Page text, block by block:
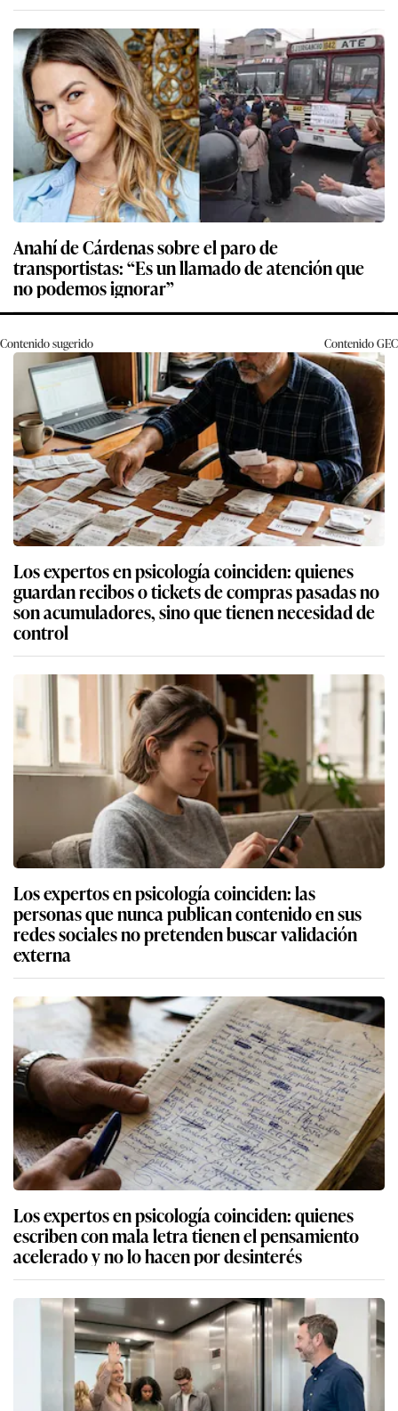
Anahí de Cárdenas sobre el paro de
transportistas: “Es un llamado de atención que
no podemos ignorar”
Contenido sugerido ContenidoGEC
Los expertos en psicología coinciden: quienes
guardan recibos o tickets de compras pasadas no
son acumuladores, sino que tienen necesidad de
control
Los expertos en psicología coinciden: las
personas que nunca publican contenido en sus
redes sociales no pretenden buscar validación
externa
Los expertos en psicología coinciden: quienes
escriben con mala letra tienen el pensamiento
acelerado y no lo hacen por desinterés